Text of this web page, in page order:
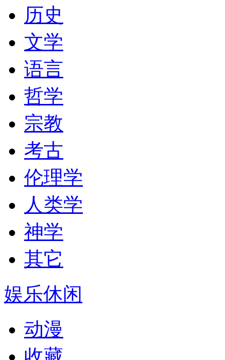
历史
文学
语言
哲学
宗教
考古
伦理学
人类学
神学
其它
娱乐休闲
动漫